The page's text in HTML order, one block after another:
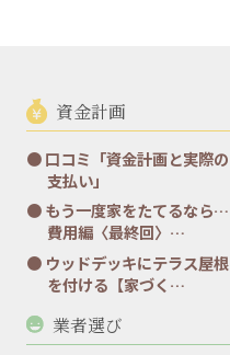
資金計画
口コミ「資金計画と実際の
支払い」
もう一度家をたてるなら…
費用編〈最終回〉…
ウッドデッキにテラス屋根
を付ける【家づく…
業者選び